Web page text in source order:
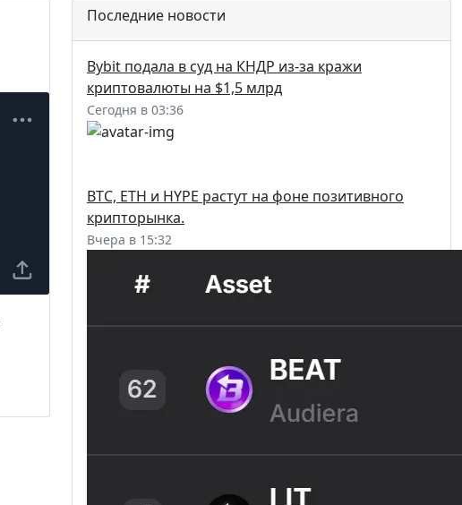
Последние новости
Bybit подала в суд на КНДР из-за кражи
криптовалюты на $1,5 млрд
Сегодня в 03:36
BTC, ETH и HYPE растут на фоне позитивного
крипторынка.
Вчера в 15:32